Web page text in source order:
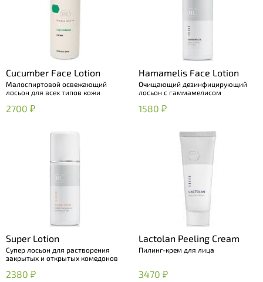
Cucumber Face Lotion
Малоспиртовой освежающий
лосьон для всех типов кожи
2700 ₽
Hamamelis Face Lotion
Очищающий дезинфицирующий
лосьон с гаммамелисом
1580 ₽
Super Lotion
Супер лосьон для растворения
закрытых и открытых комедонов
2380 ₽
Lactolan Peeling Cream
Пилинг-крем для лица
3470 ₽